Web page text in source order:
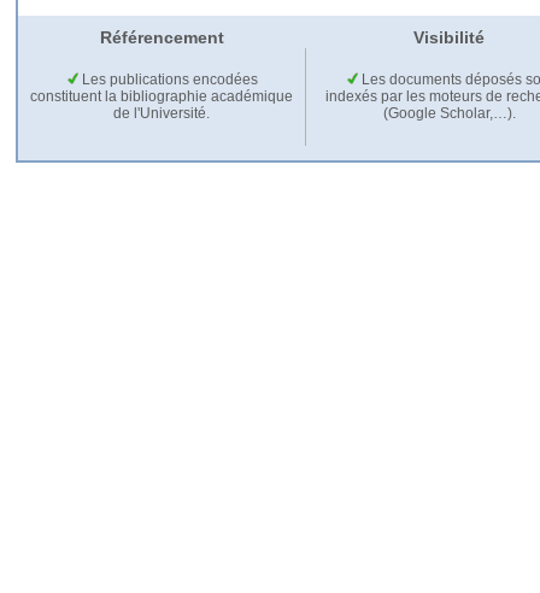
Référencement Visibilité
Les publications encodées
constituent la bibliographie académique
de l'Université.
Les documents déposés
indexés par les moteurs de
(Google Scholar,…).